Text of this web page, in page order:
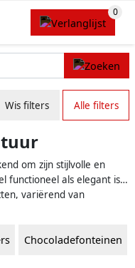
Wis filters Alle filters
om zijn stijlvolle en
functioneel als elegant is.
variërend van
alles wat je nodig
tillen.Chocoladefonteinen